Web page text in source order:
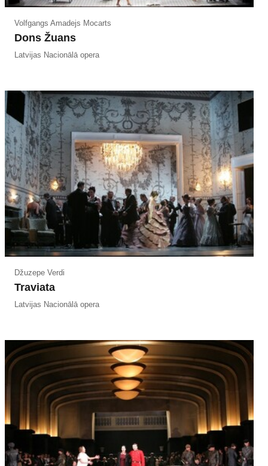
Volfgangs Amadejs Mocarts
Dons Žuans
Latvijas Nacionālā opera
Džuzepe Verdi
Traviata
Latvijas Nacionālā opera